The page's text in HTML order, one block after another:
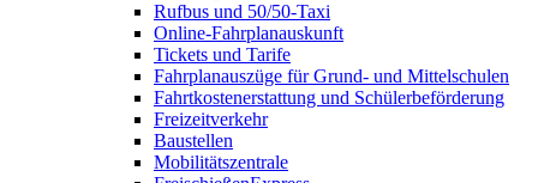
Rufbus und 50/50-Taxi
Online-Fahrplanauskunft
Tickets und Tarife
Fahrplanauszüge für Grund- und Mittelschulen
Fahrtkostenerstattung und Schülerbeförderung
Freizeitverkehr
Baustellen
Mobilitätszentrale